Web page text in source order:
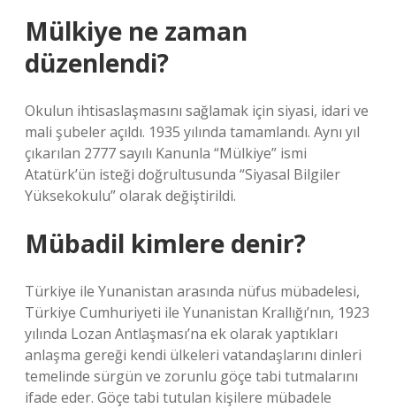
Mülkiye ne zaman
düzenlendi?
Okulun ihtisaslaşmasını sağlamak için siyasi, idari ve
mali şubeler açıldı. 1935 yılında tamamlandı. Aynı yıl
çıkarılan 2777 sayılı Kanunla “Mülkiye” ismi
Atatürk’ün isteği doğrultusunda “Siyasal Bilgiler
Yüksekokulu” olarak değiştirildi.
Mübadil kimlere denir?
Türkiye ile Yunanistan arasında nüfus mübadelesi,
Türkiye Cumhuriyeti ile Yunanistan Krallığı’nın, 1923
yılında Lozan Antlaşması’na ek olarak yaptıkları
anlaşma gereği kendi ülkeleri vatandaşlarını dinleri
temelinde sürgün ve zorunlu göçe tabi tutmalarını
ifade eder. Göçe tabi tutulan kişilere mübadele